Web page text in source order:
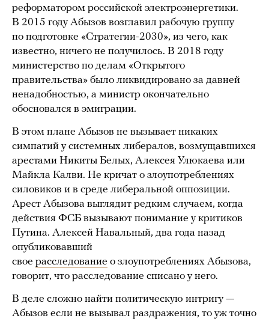
реформатором российской электроэнергетики.
В 2015 году Абызов возглавил рабочую группу
по подготовке «Стратегии-2030», из чего, как
известно, ничего не получилось. В 2018 году
министерство по делам «Открытого
правительства» было ликвидировано за давней
ненадобностью, а министр окончательно
обосновался в эмиграции.
В этом плане Абызов не вызывает никаких
симпатий у системных либералов, возмущавшихся
арестами Никиты Белых, Алексея Улюкаева или
Майкла Калви. Не кричат о злоупотреблениях
силовиков и в среде либеральной оппозиции.
Арест Абызова выглядит редким случаем, когда
действия ФСБ вызывают понимание у критиков
Путина. Алексей Навальный, два года назад
опубликовавший
свое расследование о злоупотреблениях Абызова,
говорит, что расследование списано у него.
В деле сложно найти политическую интригу —
Абызов если не вызывал раздражения, то уж точно